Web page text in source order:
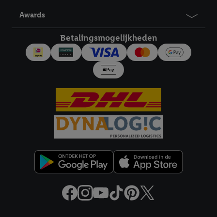
Awards
Betalingsmogelijkheden
tonen. Voor dit doel kan jouw gehashte e-mailadres ook worden
samengevoegd met andere identifiers of met identifiers die
door Criteo S.A. aan jou zijn toegewezen.
Als je hiervoor toestemming geeft, dan kunnen retargeting
advertenties worden weergegeven voor producten waarin je
eerder interesse hebt getoond (bijvoorbeeld door het product
in een winkelmandje van een online winkel te plaatsen maar het
niet te kopen). De retargeting advertenties kunnen op
verschillende eindapparaten en binnen verschillende Lidl-
diensten worden weergegeven, als verschillende eindapparaten
en Lidl-diensten, met behulp van jouw gehashte e-mailadres en
Criteo S.A. beschikt, aan jou kunnen worden toegewezen.
Onder "Aanpassen" kun je aangeven met welke cookies en
je instemt. Verder kan je er meer informatie vinden over de